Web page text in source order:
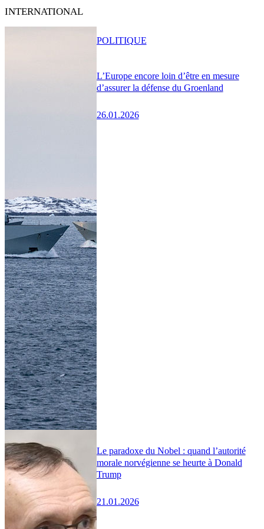
INTERNATIONAL
L’Europe encore loin d’être en mesure
d’assurer la défense du Groenland
26.01.2026
POLITIQUE
Le paradoxe du Nobel : quand l’autorité
morale norvégienne se heurte à Donald
Trump
21.01.2026